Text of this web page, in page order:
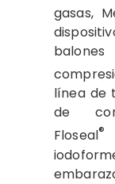
gasas,
línea de
de
Floseal®